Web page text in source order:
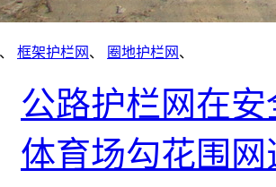
、 框架护栏网 、 圈地护栏网 、
公路护栏网在
体育场勾花围